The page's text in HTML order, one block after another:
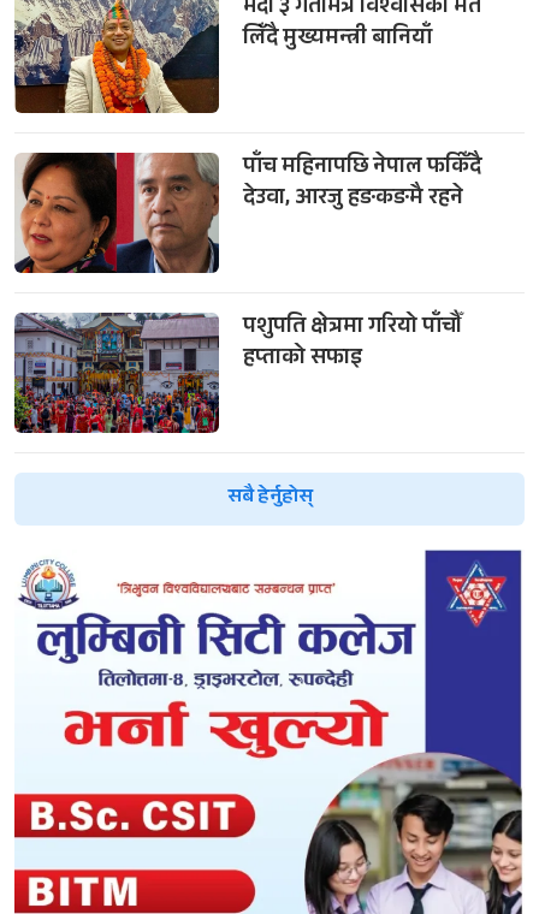
भदौ ३ गतेभित्र विश्वासको मत
लिँदै मुख्यमन्त्री बानियाँ
पाँच महिनापछि नेपाल फर्किँदै
देउवा, आरजु हङकङमै रहने
पशुपति क्षेत्रमा गरियो पाँचौँ
हप्ताको सफाइ
सबै हेर्नुहोस्